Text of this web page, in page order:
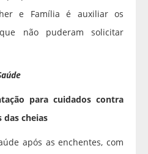
e Família é auxiliar os
não puderam solicitar
para cuidados contra
das cheias
após as enchentes, com